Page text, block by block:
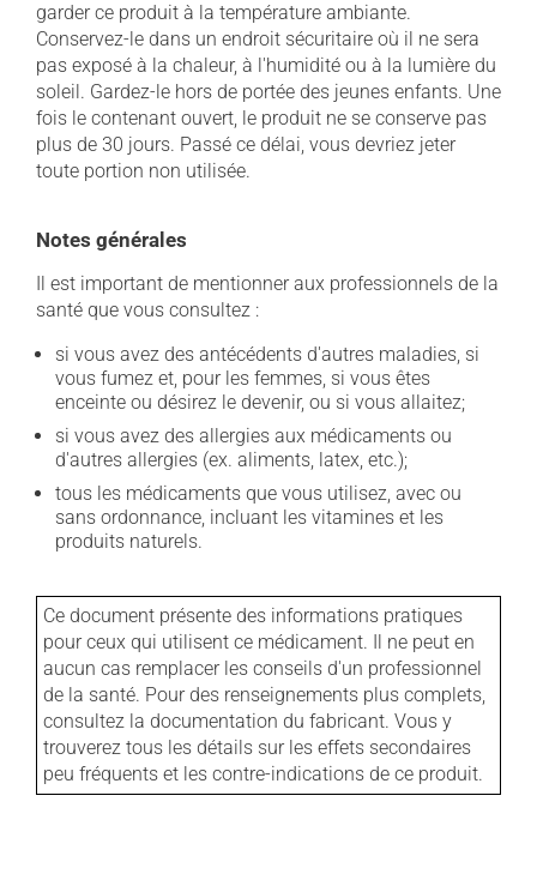
garder ce produit à la température ambiante.
Conservez-le dans un endroit sécuritaire où il ne sera
pas exposé à la chaleur, à l'humidité ou à la lumière du
soleil. Gardez-le hors de portée des jeunes enfants. Une
fois le contenant ouvert, le produit ne se conserve pas
plus de 30 jours. Passé ce délai, vous devriez jeter
toute portion non utilisée.
Notes générales
Il est important de mentionner aux professionnels de la
santé que vous consultez :
si vous avez des antécédents d'autres maladies, si
vous fumez et, pour les femmes, si vous êtes
enceinte ou désirez le devenir, ou si vous allaitez;
si vous avez des allergies aux médicaments ou
d'autres allergies (ex. aliments, latex, etc.);
tous les médicaments que vous utilisez, avec ou
sans ordonnance, incluant les vitamines et les
produits naturels.
Ce document présente des informations pratiques
pour ceux qui utilisent ce médicament. Il ne peut en
aucun cas remplacer les conseils d'un professionnel
de la santé. Pour des renseignements plus complets,
consultez la documentation du fabricant. Vous y
trouverez tous les détails sur les effets secondaires
peu fréquents et les contre-indications de ce produit.